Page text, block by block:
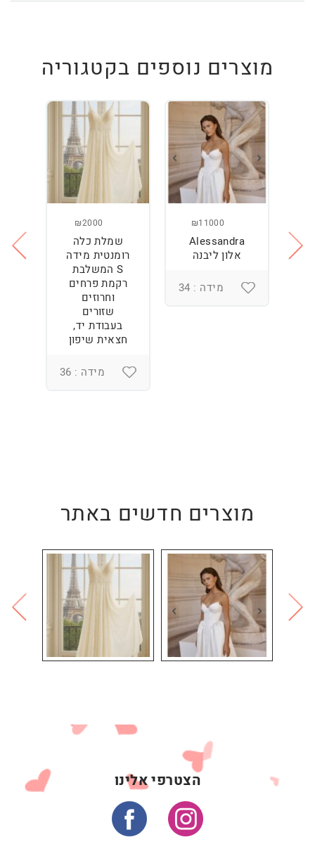
מוצרים נוספים בקטגוריה
₪11000
Alessandra
אלון ליבנה
מידה : 34
₪2000
שמלת כלה
רומנטית מידה
S המשלבת
רקמת פרחים
וחרוזים
שזורים
בעבודת יד,
חצאית שיפון
מידה : 36
מוצרים חדשים באתר
הצטרפי אלינו